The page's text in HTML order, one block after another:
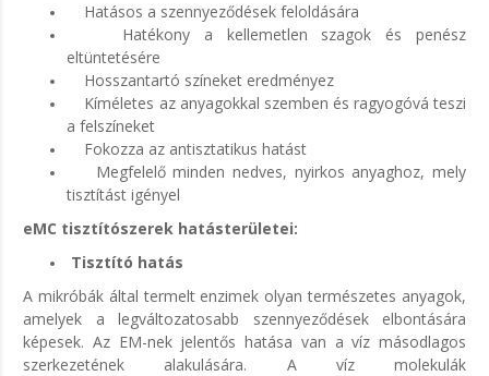
Hatásos a szennyeződések feloldására
Hatékony a kellemetlen szagok és penész
eltüntetésére
Hosszantartó színeket eredményez
Kíméletes az anyagokkal szemben és ragyogóvá teszi
a felszíneket
Fokozza az antisztatikus hatást
Megfelelő minden nedves, nyirkos anyaghoz, mely
tisztítást igényel
eMC tisztítószerek hatásterületei:
Tisztító hatás
A mikróbák által termelt enzimek olyan természetes anyagok,
amelyek a legváltozatosabb szennyeződések elbontására
képesek. Az EM-nek jelentős hatása van a víz másodlagos
szerkezetének alakulására. A víz molekulák